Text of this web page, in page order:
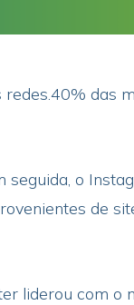
das
seguida, o
de
liderou com o